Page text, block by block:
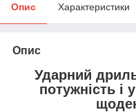
Опис Характеристики
Опис
Ударний
потужність і